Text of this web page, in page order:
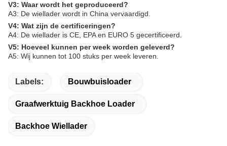
V3: Waar wordt het geproduceerd?
A3: De wiellader wordt in China vervaardigd.
V4: Wat zijn de certificeringen?
A4: De wiellader is CE, EPA en EURO 5 gecertificeerd.
V5: Hoeveel kunnen per week worden geleverd?
A5: Wij kunnen tot 100 stuks per week leveren.
Labels: Bouwbuisloader
Graafwerktuig Backhoe Loader
Backhoe Wiellader